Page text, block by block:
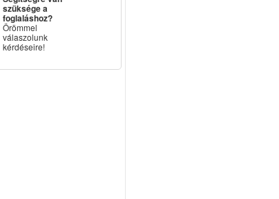
szüksége a
foglaláshoz?
Örömmel
válaszolunk
kérdéseire!